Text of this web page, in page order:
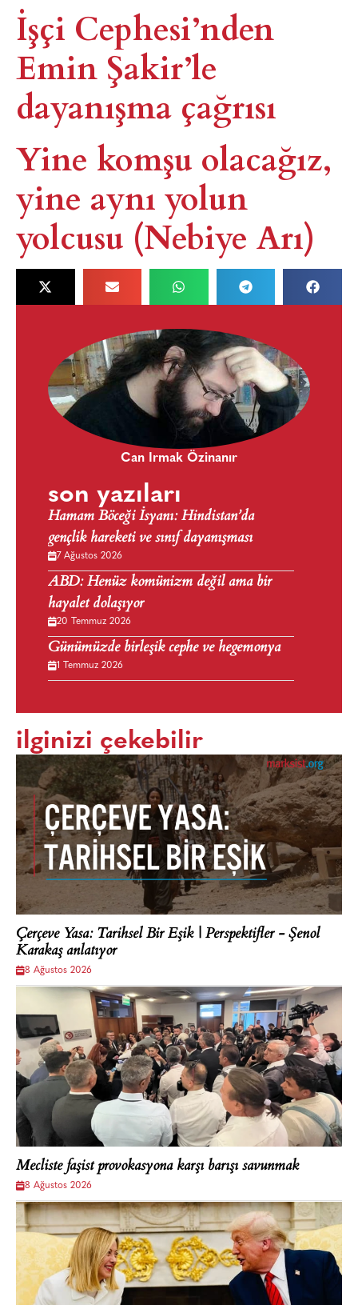
İşçi Cephesi’nden
Emin Şakir’le
dayanışma çağrısı​
Yine komşu olacağız,
yine aynı yolun
yolcusu (Nebiye Arı)
Can Irmak Özinanır
son yazıları
Hamam Böceği İsyanı: Hindistan’da
gençlik hareketi ve sınıf dayanışması
7 Ağustos 2026
ABD: Henüz komünizm değil ama bir
hayalet dolaşıyor
20 Temmuz 2026
Günümüzde birleşik cephe ve hegemonya
1 Temmuz 2026
ilginizi çekebilir
Çerçeve Yasa: Tarihsel Bir Eşik | Perspektifler - Şenol
Karakaş anlatıyor
8 Ağustos 2026
Mecliste faşist provokasyona karşı barışı savunmak
8 Ağustos 2026